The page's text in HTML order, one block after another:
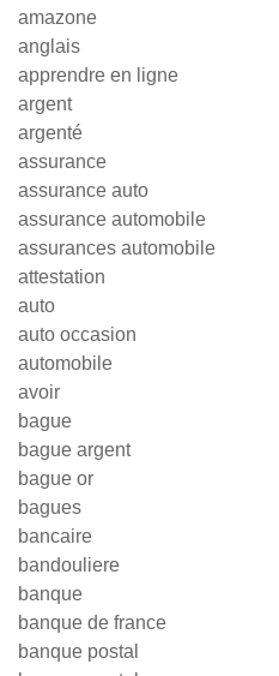
amazone
anglais
apprendre en ligne
argent
argenté
assurance
assurance auto
assurance automobile
assurances automobile
attestation
auto
auto occasion
automobile
avoir
bague
bague argent
bague or
bagues
bancaire
bandouliere
banque
banque de france
banque postal